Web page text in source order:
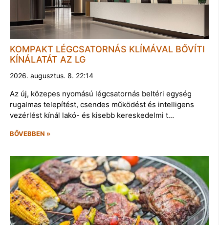
KOMPAKT LÉGCSATORNÁS KLÍMÁVAL BŐVÍTI
KÍNÁLATÁT AZ LG
2026. augusztus. 8. 22:14
Az új, közepes nyomású légcsatornás beltéri egység
rugalmas telepítést, csendes működést és intelligens
vezérlést kínál lakó- és kisebb kereskedelmi t…
BŐVEBBEN »